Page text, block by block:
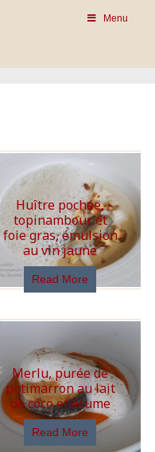
Menu
Huître pochée,
topinambour et
foie gras, émulsion
au vin jaune
Read More
Merlu, purée de
potimarron au lait
de coco et écume
Read More